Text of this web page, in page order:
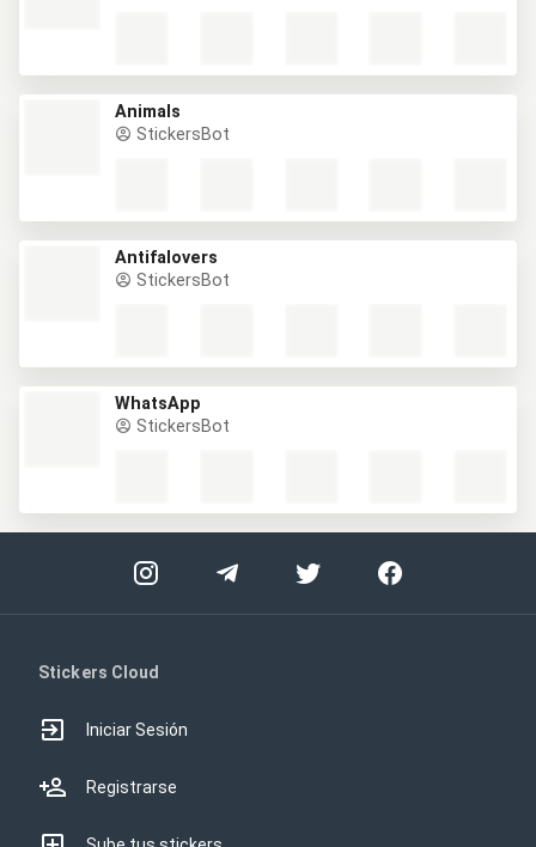
Animals
StickersBot
Antifalovers
StickersBot
WhatsApp
StickersBot
Stickers Cloud
Iniciar Sesión
Registrarse